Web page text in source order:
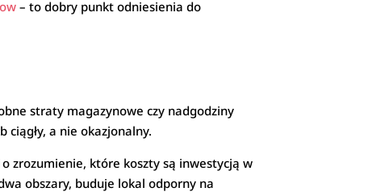
– to dobry punkt odniesienia do
straty magazynowe czy nadgodziny
ciągły, a nie okazjonalny.
zrozumienie, które koszty są inwestycją w
obszary, buduje lokal odporny na